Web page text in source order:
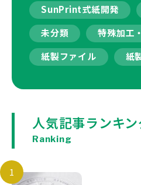
SunPrint式紙開発
未分類
特殊加工
紙製ファイル
紙
人気記事ランキン
Ranking